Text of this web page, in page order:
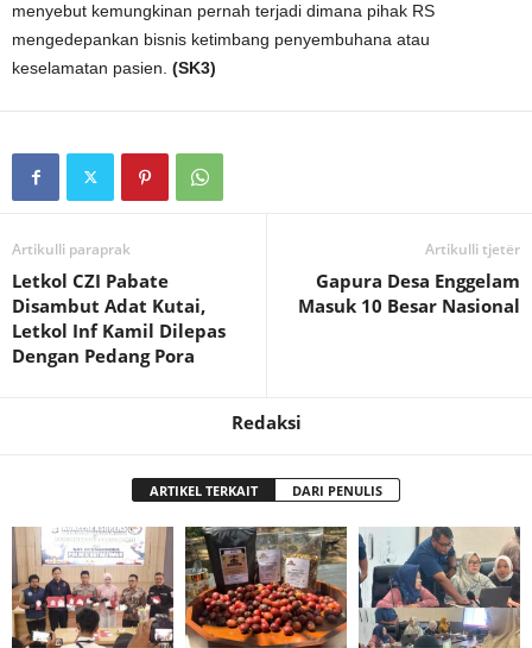
menyebut kemungkinan pernah terjadi dimana pihak RS
mengedepankan bisnis ketimbang penyembuhana atau
keselamatan pasien. (SK3)
Artikulli paraprak
Letkol CZI Pabate
Disambut Adat Kutai,
Letkol Inf Kamil Dilepas
Dengan Pedang Pora
Artikulli tjetër
Gapura Desa Enggelam
Masuk 10 Besar Nasional
Redaksi
ARTIKEL TERKAIT DARI PENULIS